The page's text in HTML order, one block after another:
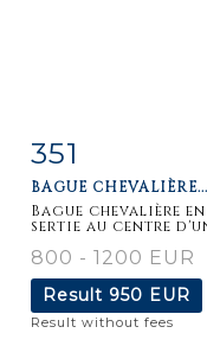
Item detail
351
BAGUE CHEVALIÈRE...
Bague chevalière
sertie au centre
800 - 1200 EUR
Result 950 EUR
Result without fees